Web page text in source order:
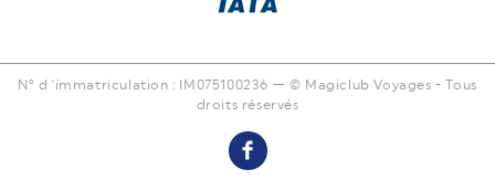
N° d 'immatriculation : IM075100236 — © Magiclub Voyages - Tous
droits réservés